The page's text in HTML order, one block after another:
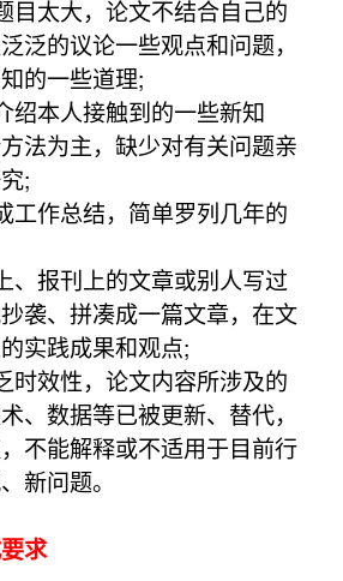
目太大，论文不结合自己的
泛的议论一些观点和问题，
的一些道理;
绍本人接触到的一些新知
法为主，缺少对有关问题亲
;
工作总结，简单罗列几年的
、报刊上的文章或别人写过
袭、拼凑成一篇文章，在文
实践成果和观点;
时效性，论文内容所涉及的
、数据等已被更新、替代，
不能解释或不适用于目前行
新问题。
求